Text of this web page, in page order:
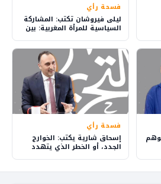
فسحة رأي
ليلى فيروشان تكتب: المشاركة
السياسية للمرأة المغربية: بين
الواقع
فسحة رأي
إسحاق شارية يكتب: الخوارج
الجدد، أو الخطر الذي يتهدد